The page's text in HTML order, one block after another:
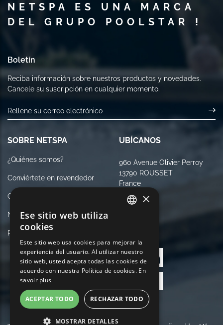
NETSPA ES UNA MARCA
DEL GRUPO POOLSTAR !
Boletín
Reciba información sobre nuestros productos y novedades.
Cancele su suscripción en cualquier momento.
SOBRE NETSPA
¿Quiénes somos?
Conviértete en revendedor
Contáctenos
Notas Legales
Política de Privacidad
UBÍCANOS
960 Avenue Olivier Perroy
13790 ROUSSET
France
GERMAN
ITALIAN
SPANISH
×
Ese sitio web utiliza
cookies
Este sitio web usa cookies para mejorar la
experiencia del usuario. Al utilizar nuestro
sitio web, usted acepta todas las cookies de
acuerdo con nuestra Política de cookies. En
savoir plus
ACEPTAR TODO RECHAZAR TODO
MOSTRAR DETALLES